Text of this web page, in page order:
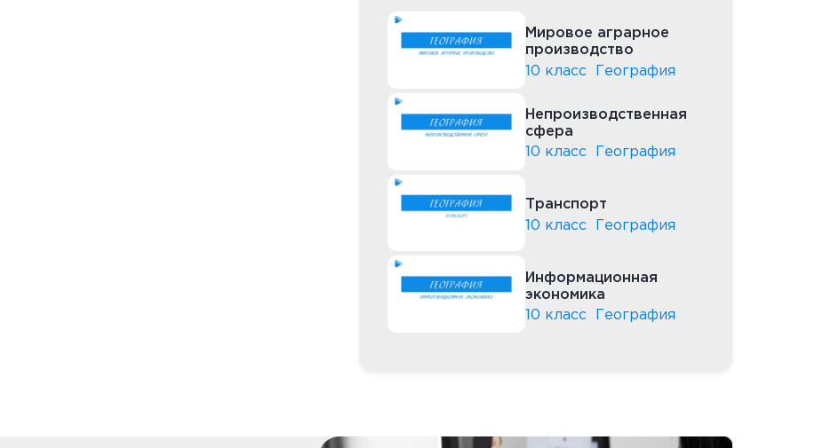
Мировое аграрное
производство
10 класс
География
Непроизводственная
сфера
10 класс
География
Транспорт
10 класс
География
Информационная
экономика
10 класс
География